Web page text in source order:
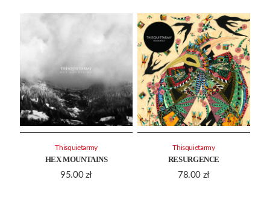
HEX MOUNTAINS
95.00 zł
Thisquietarmy
RESURGENCE
78.00 zł
Thisquietarmy